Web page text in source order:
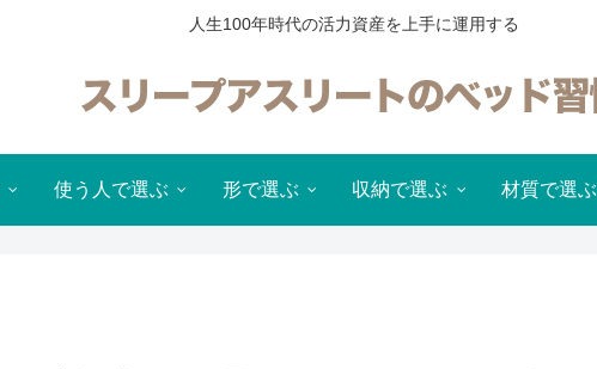
人生100年時代の活力資産を上手に運用する
使う人で選ぶ 形で選ぶ 収納で選ぶ 材質で選ぶ